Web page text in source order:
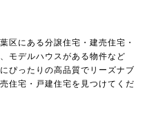
区にある分譲住宅・建売住宅・
モデルハウスがある物件など
ぴったりの高品質でリーズナブ
住宅・戸建住宅を見つけてくだ